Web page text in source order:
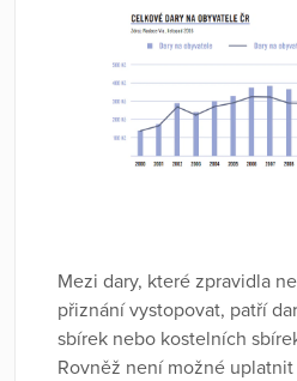
Mezi dary, které zpravidla
přiznání vystopovat, patří
sbírek nebo kostelních
Rovněž není možné